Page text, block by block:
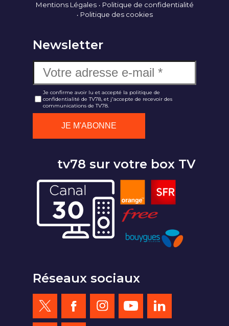
Mentions Légales
Politique de confidentialité
Politique des cookies
Newsletter
Je confirme avoir lu et accepté la politique de
confidentialité de TV78, et j'accepte de recevoir des
communications de TV78.
tv78 sur votre box TV
Réseaux sociaux